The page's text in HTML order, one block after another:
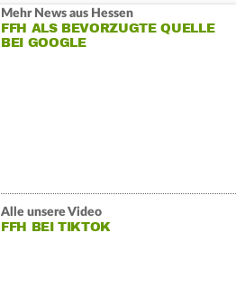
Mehr News aus Hessen
FFH ALS BEVORZUGTE QUELLE
BEI GOOGLE
Alle unsere Video
FFH BEI TIKTOK